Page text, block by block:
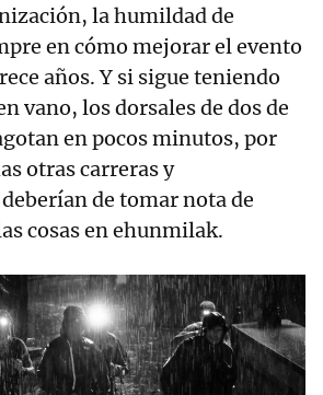
la humildad de
en cómo mejorar el evento
años. Y si sigue teniendo
vano, los dorsales de dos de
en pocos minutos, por
otras carreras y
de tomar nota de
cosas en ehunmilak.